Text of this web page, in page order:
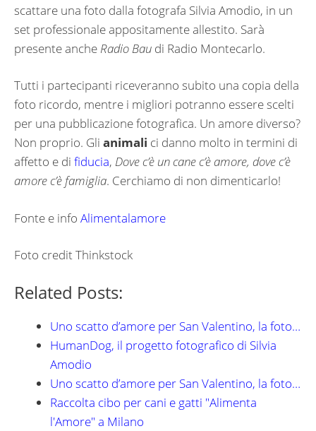
scattare una foto dalla fotografa Silvia Amodio, in un
set professionale appositamente allestito. Sarà
presente anche Radio Bau di Radio Montecarlo.
Tutti i partecipanti riceveranno subito una copia della
foto ricordo, mentre i migliori potranno essere scelti
per una pubblicazione fotografica. Un amore diverso?
Non proprio. Gli animali ci danno molto in termini di
affetto e di fiducia, Dove c’è un cane c’è amore, dove c’è
amore c’è famiglia. Cerchiamo di non dimenticarlo!
Fonte e info Alimentalamore
Foto credit Thinkstock
Related Posts:
Uno scatto d’amore per San Valentino, la foto…
HumanDog, il progetto fotografico di Silvia
Amodio
Uno scatto d’amore per San Valentino, la foto…
Raccolta cibo per cani e gatti "Alimenta
l'Amore" a Milano